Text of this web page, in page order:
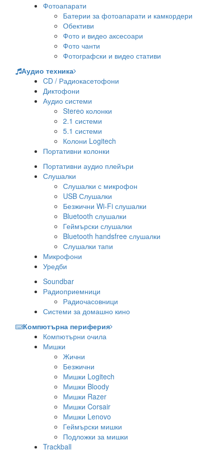
Фотоапарати
Батерии за фотоапарати и камкордери
Обективи
Фото и видео аксесоари
Фото чанти
Фотографски и видео стативи
Аудио техника
CD / Радиокасетофони
Диктофони
Аудио системи
Stereo колонки
2.1 системи
5.1 системи
Колони Logitech
Портативни колонки
Портативни аудио плейъри
Слушалки
Слушалки с микрофон
USB Слушалки
Безжични Wi-Fi слушалки
Bluetooth слушалки
Геймърски слушалки
Bluetooth handsfree слушалки
Слушалки тапи
Микрофони
Уредби
Soundbar
Радиоприемници
Радиочасовници
Системи за домашно кино
Компютърна периферия
Компютърни очила
Мишки
Жични
Безжични
Мишки Logitech
Мишки Bloody
Мишки Razer
Мишки Corsair
Мишки Lenovo
Геймърски мишки
Подложки за мишки
Trackball